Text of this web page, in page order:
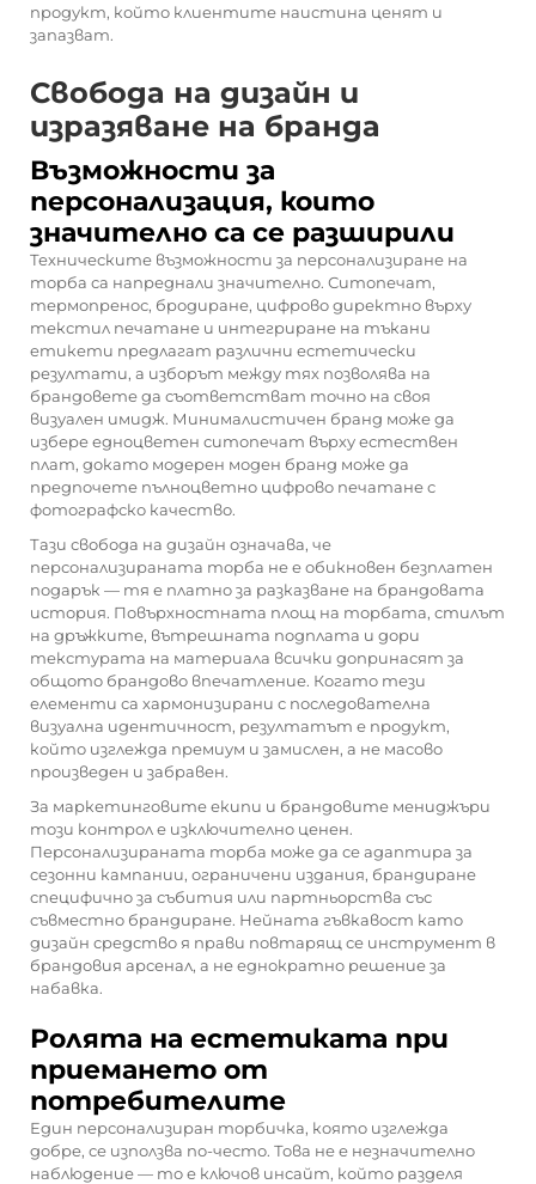
продукт, който клиентите наистина ценят и
запазват.
Свобода на дизайн и
изразяване на бранда
Възможности за
персонализация, които
значително са се разширили
Техническите възможности за персонализиране на
торба са напреднали значително. Ситопечат,
термопренос, бродиране, цифрово директно върху
текстил печатане и интегриране на тъкани
етикети предлагат различни естетически
резултати, а изборът между тях позволява на
брандовете да съответстват точно на своя
визуален имидж. Минималистичен бранд може да
избере едноцветен ситопечат върху естествен
плат, докато модерен моден бранд може да
предпочете пълноцветно цифрово печатане с
фотографско качество.
Тази свобода на дизайн означава, че
персонализираната торба не е обикновен безплатен
подарък — тя е платно за разказване на брандовата
история. Повърхностната площ на торбата, стилът
на дръжките, вътрешната подплата и дори
текстурата на материала всички допринасят за
общото брандово впечатление. Когато тези
елементи са хармонизирани с последователна
визуална идентичност, резултатът е продукт,
който изглежда премиум и замислен, а не масово
произведен и забравен.
За маркетинговите екипи и брандовите мениджъри
този контрол е изключително ценен.
Персонализираната торба може да се адаптира за
сезонни кампании, ограничени издания, брандиране
специфично за събития или партньорства със
съвместно брандиране. Нейната гъвкавост като
дизайн средство я прави повтарящ се инструмент в
брандовия арсенал, а не еднократно решение за
набавка.
Ролята на естетиката при
приемането от
потребителите
Един персонализиран торбичка, която изглежда
добре, се използва по-често. Това не е незначително
наблюдение — то е ключов инсайт, който разделя